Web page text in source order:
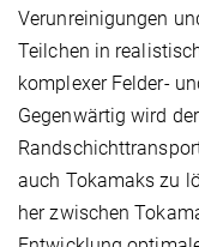
Verunreinigungen
Teilchen in
komplexer Felder-
Gegenwärtig wird
auch Tokamaks zu
her zwischen